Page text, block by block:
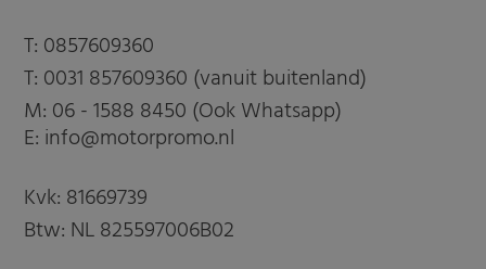
T: 0857609360
T: 0031 857609360 (vanuit buitenland)
M: 06 - 1588 8450 (Ook Whatsapp)
E: info@motorpromo.nl
Kvk: 81669739
Btw: NL 825597006B02